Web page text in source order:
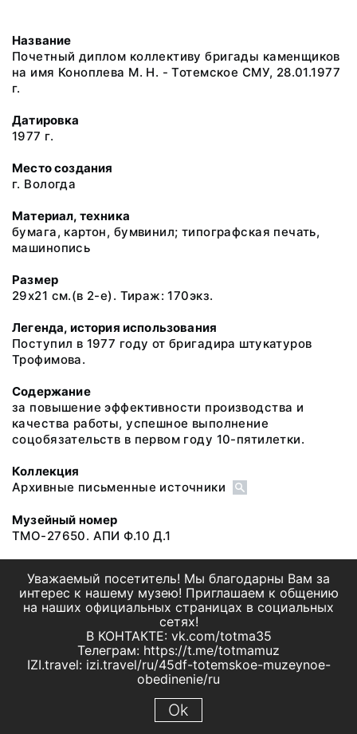
Название
Почетный диплом коллективу бригады каменщиков
на имя Коноплева М. Н. - Тотемское СМУ, 28.01.1977
г.
Датировка
1977 г.
Место создания
г. Вологда
Материал, техника
бумага, картон, бумвинил; типографская печать,
машинопись
Размер
29х21 см.(в 2-е). Тираж: 170экз.
Легенда, история использования
Поступил в 1977 году от бригадира штукатуров
Трофимова.
Содержание
за повышение эффективности производства и
качества работы, успешное выполнение
соцобязательств в первом году 10-пятилетки.
Коллекция
Архивные письменные источники
Музейный номер
ТМО-27650. АПИ Ф.10 Д.1
Уважаемый посетитель! Мы благодарны Вам за
интерес к нашему музею! Приглашаем к общению
на наших официальных страницах в социальных
сетях!
В КОНТАКТЕ: vk.com/totma35
Телеграм: https://t.me/totmamuz
IZI.travel: izi.travel/ru/45df-totemskoe-muzeynoe-
obedinenie/ru
Ok